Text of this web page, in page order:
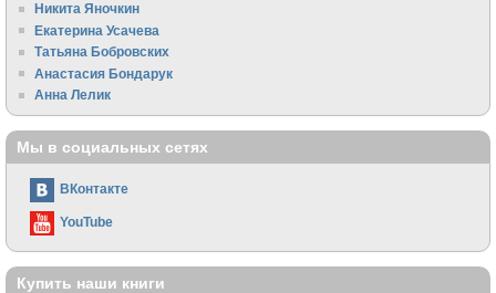
Никита Яночкин
Екатерина Усачева
Татьяна Бобровских
Анастасия Бондарук
Анна Лелик
Мы в социальных сетях
ВКонтакте
YouTube
Купить наши книги